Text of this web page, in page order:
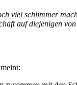
viel schlimmer
auf diejenigen